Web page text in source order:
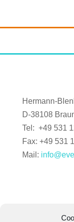
Hermann-
D-38108
Tel: +49 531
Fax: +49 531
Mail: